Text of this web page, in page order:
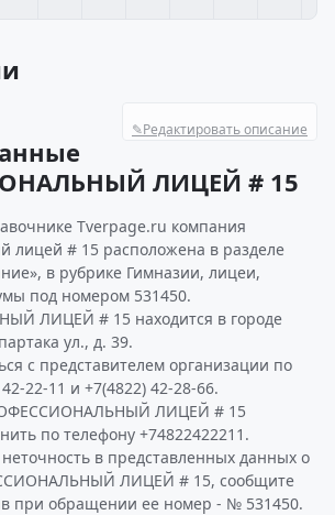
✎Редактировать описание
ЛИЦЕЙ # 15
Tverpage.ru компания
лицей # 15 расположена в разделе
в рубрике Гимназии, лицеи,
под номером 531450.
ЛИЦЕЙ # 15 находится в городе
ул., д. 39.
с представителем организации по
22-11 и +7(4822) 42-28-66.
ЛИЦЕЙ # 15
по телефону +74822422211.
в представленных данных о
ЛИЦЕЙ # 15, сообщите
при обращении ее номер - № 531450.